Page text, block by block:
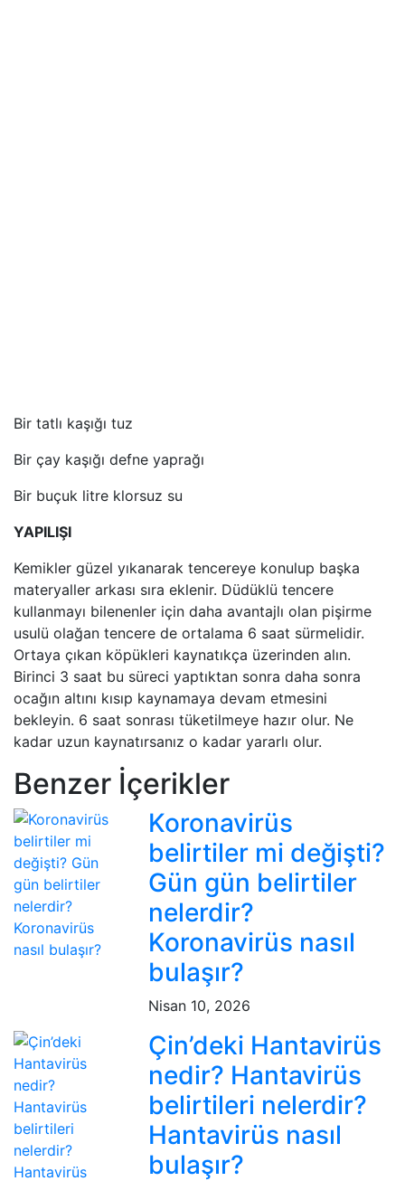
Bir tatlı kaşığı tuz
Bir çay kaşığı defne yaprağı
Bir buçuk litre klorsuz su
YAPILIŞI
Kemikler güzel yıkanarak tencereye konulup başka
materyaller arkası sıra eklenir. Düdüklü tencere
kullanmayı bilenenler için daha avantajlı olan pişirme
usulü olağan tencere de ortalama 6 saat sürmelidir.
Ortaya çıkan köpükleri kaynatıkça üzerinden alın.
Birinci 3 saat bu süreci yaptıktan sonra daha sonra
ocağın altını kısıp kaynamaya devam etmesini
bekleyin. 6 saat sonrası tüketilmeye hazır olur. Ne
kadar uzun kaynatırsanız o kadar yararlı olur.
Benzer İçerikler
Koronavirüs
belirtiler mi değişti?
Gün gün belirtiler
nelerdir?
Koronavirüs nasıl
bulaşır?
Nisan 10, 2026
Çin’deki Hantavirüs
nedir? Hantavirüs
belirtileri nelerdir?
Hantavirüs nasıl
bulaşır?